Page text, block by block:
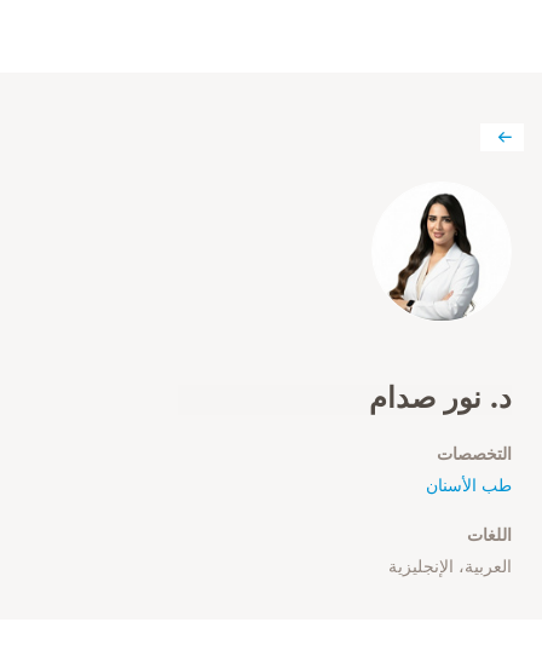
د. نور صدام
التخصصات
طب الأسنان
اللغات
العربية، الإنجليزية